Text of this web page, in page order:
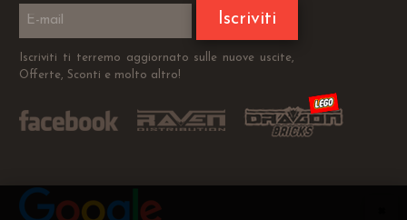
Iscriviti
Iscriviti ti terremo aggiornato sulle nuove uscite,
Offerte, Sconti e molto altro!